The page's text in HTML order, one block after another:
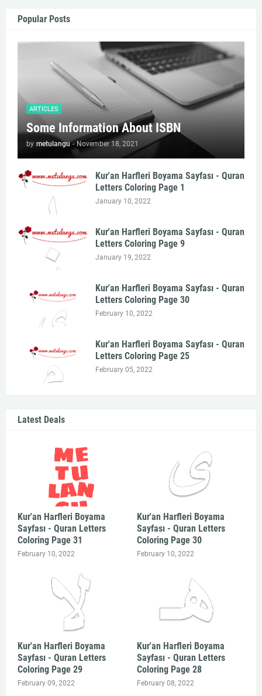
Popular Posts
ARTICLES
Some Information About ISBN
by metulangu - November 18, 2021
Kur'an Harfleri Boyama Sayfası - Quran
Letters Coloring Page 1
January 10, 2022
Kur'an Harfleri Boyama Sayfası - Quran
Letters Coloring Page 9
January 19, 2022
Kur'an Harfleri Boyama Sayfası - Quran
Letters Coloring Page 30
February 10, 2022
Kur'an Harfleri Boyama Sayfası - Quran
Letters Coloring Page 25
February 05, 2022
Latest Deals
Kur'an Harfleri Boyama
Sayfası - Quran Letters
Coloring Page 31
February 10, 2022
Kur'an Harfleri Boyama
Sayfası - Quran Letters
Coloring Page 30
February 10, 2022
Kur'an Harfleri Boyama
Sayfası - Quran Letters
Coloring Page 29
February 09, 2022
Kur'an Harfleri Boyama
Sayfası - Quran Letters
Coloring Page 28
February 08, 2022